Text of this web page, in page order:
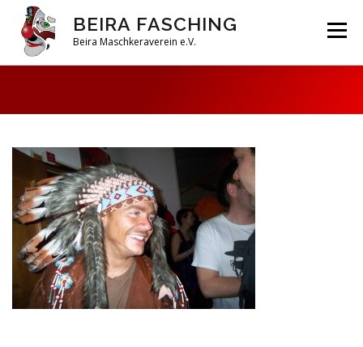
Inhalt
springen
BEIRA FASCHING
Beira Maschkeraverein e.V.
Menü
VEREIN ARCHIV